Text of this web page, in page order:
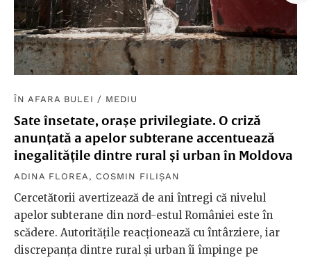
ÎN AFARA BULEI / MEDIU
Sate însetate, orașe privilegiate. O criză
anunțată a apelor subterane accentuează
inegalitățile dintre rural și urban în Moldova
ADINA FLOREA , COSMIN FILIȘAN
Cercetătorii avertizează de ani întregi că nivelul
apelor subterane din nord-estul României este în
scădere. Autoritățile reacționează cu întârziere, iar
discrepanța dintre rural și urban îi împinge pe